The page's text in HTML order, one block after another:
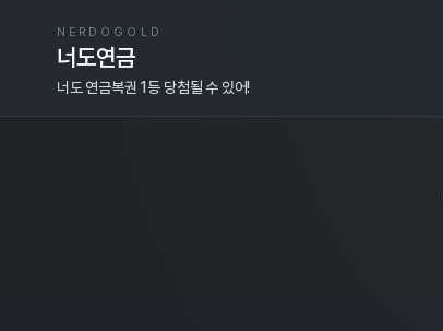
NERDOGOLD
너도연금
너도 연금복권 1등 당첨될 수 있어!